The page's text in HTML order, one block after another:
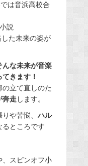
は音浜高校合
説
た未来の姿が
んな未来が音楽
きます！
立て直しのた
奔走します。
りや苦悩、ハル
ところです
、スピンオフ小